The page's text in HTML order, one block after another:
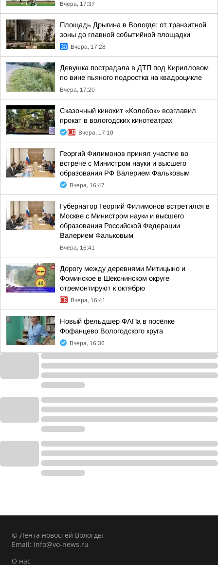
Вчера, 17:37
Площадь Дрыгина в Вологде: от транзитной
зоны до главной событийной площадки
Вчера, 17:28
Девушка пострадала в ДТП под Кирилловом
по вине пьяного подростка на квадроцикле
Вчера, 17:20
Сказочный кинохит «Колобок» возглавил
прокат в вологодских кинотеатрах
Вчера, 17:10
Георгий Филимонов принял участие во
встрече с Министром науки и высшего
образования РФ Валерием Фальковым
Вчера, 16:47
Губернатор Георгий Филимонов встретился в
Москве с Министром науки и высшего
образования Российской Федерации
Валерием Фальковым
Вчера, 16:41
Дорогу между деревнями Митицыно и
Фоминское в Шекснинском округе
отремонтируют к октябрю
Вчера, 16:41
Новый фельдшер ФАПа в посёлке
Фофанцево Вологодского круга
Вчера, 16:36
© Лента новостей Вологды
Email: info@vo-news.ru
О нас